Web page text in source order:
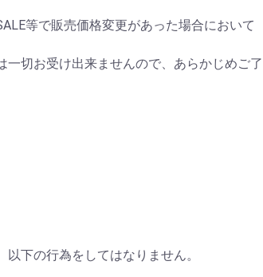
等で販売価格変更があった場合において
一切お受け出来ませんので、あらかじめご了
下の行為をしてはなりません。